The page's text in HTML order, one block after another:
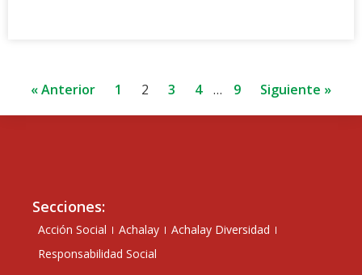
« Anterior 1 2 3 4 … 9 Siguiente »
Secciones:
Acción Social Achalay
Achalay Diversidad
Responsabilidad Social